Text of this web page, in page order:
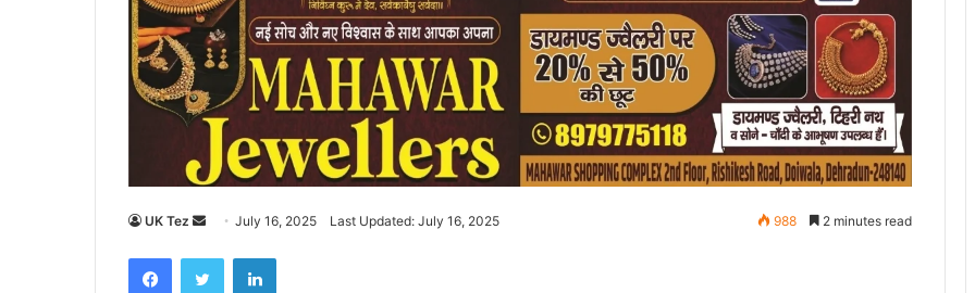
UK Tez
n
July 16, 2025 Last Updated: July 16, 2025 988 2 minutes read